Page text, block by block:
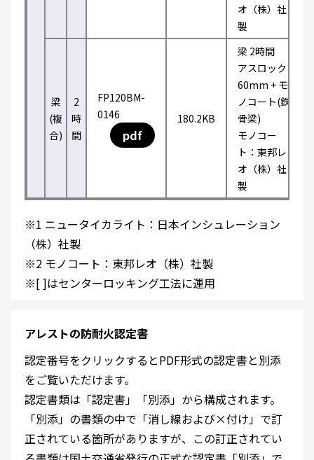
オ（株）社
製
梁
(複
合)
2
時
間
FP120BM-
0146
pdf
180.2KB
梁 2時間
アスロック
60mm + モ
ノコート(鉄
骨梁)
モノコー
ト：東邦レ
オ（株）社
製
※1 ニュータイカライト：日本インシュレーション
（株）社製
※2 モノコート：東邦レオ（株）社製
※[ ]はセンターロッキング工法に運用
アレストの防耐火認定書
認定番号をクリックするとPDF形式の認定書と別添
をご覧いただけます。
認定書類は「認定書」「別添」から構成されます。
「別添」の書類の中で「消し線および×付け」で訂
正されている箇所がありますが、この訂正されてい